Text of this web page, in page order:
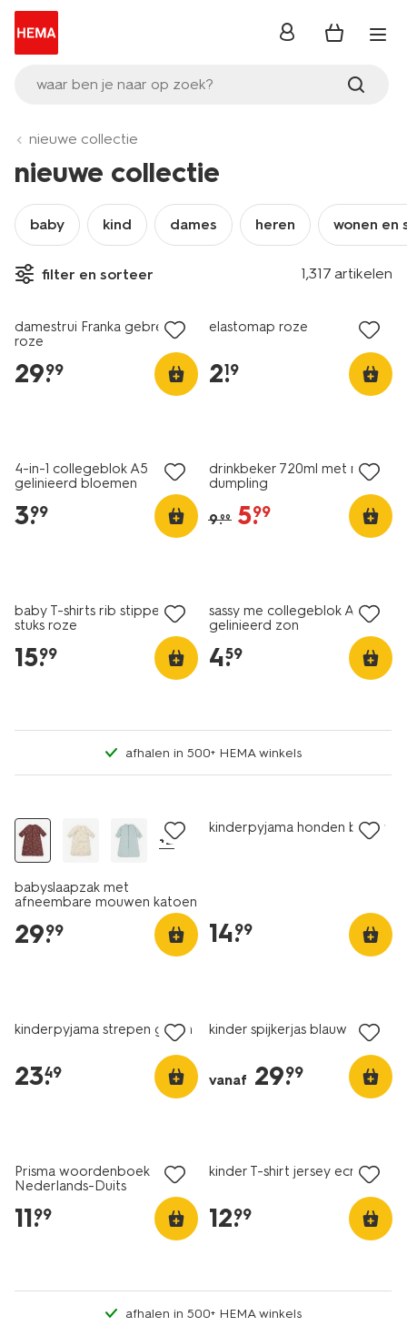
waar ben je naar op zoek?
inloggen
nieuwe collectie
nieuwe collectie
baby kind dames heren wonen en
filter en sorteer 1,317 artikelen
nieuw
damestrui Franka gebreid
roze
29.
99
elastomap roze
2.
19
4-in-1 collegeblok A5
gelinieerd bloemen
3.
99
drinkbeker 720ml met rietje
dumpling
9.99 5.
99
baby T-shirts rib stippen - 2
stuks roze
15.
99
sassy me collegeblok A5
gelinieerd zon
4.
59
afhalen in 500+ HEMA winkels
+2
babyslaapzak met
afneembare mouwen katoen
29.
99
kinderpyjama honden blauw
14.
99
kinderpyjama strepen groen
23.
49
kinder spijkerjas blauw
vanaf 29.
99
Prisma woordenboek
Nederlands-Duits
11.
99
kinder T-shirt jersey ecru
12.
99
afhalen in 500+ HEMA winkels